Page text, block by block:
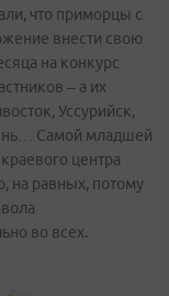
что приморцы с
внести свою
на конкурс
– а их
Уссурийск,
Самой младшей
центра
на равных, потому
во всех.